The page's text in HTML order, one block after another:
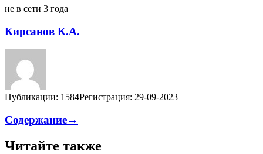
не в сети 3 года
Кирсанов К.А.
Публикации: 1584Регистрация: 29-09-2023
Содержание→
Читайте также